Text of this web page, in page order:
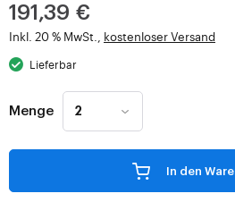
191,39 €
Inkl. 20 % MwSt., kostenloser Versand
Lieferbar
Menge
In den